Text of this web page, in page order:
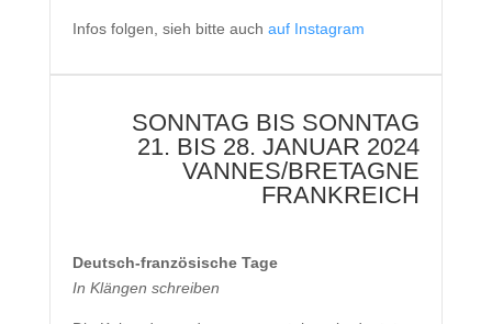
Infos folgen, sieh bitte auch auf Instagram
SONNTAG BIS SONNTAG
21. BIS 28. JANUAR 2024
VANNES/BRETAGNE
FRANKREICH
Deutsch-französische Tage
In Klängen schreiben